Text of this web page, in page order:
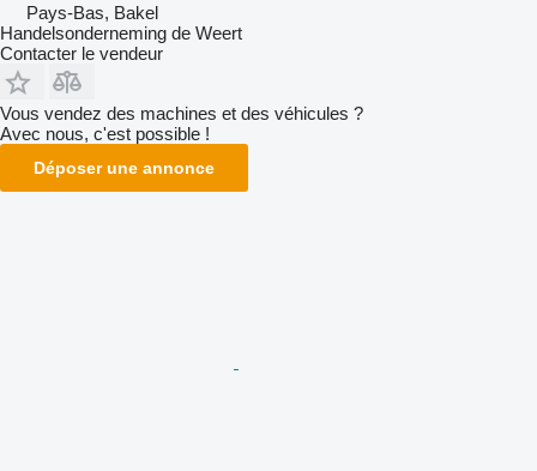
Pays-Bas, Bakel
Handelsonderneming de Weert
Contacter le vendeur
Vous vendez des machines et des véhicules ?
Avec nous, c'est possible !
Déposer une annonce